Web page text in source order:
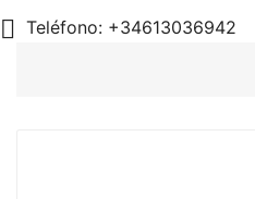
 Teléfono: +34613036942